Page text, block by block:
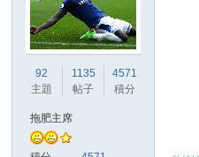
92
主題
1135
帖子
4571
積分
拖肥主席